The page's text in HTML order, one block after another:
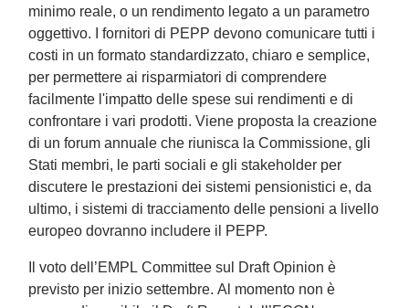
minimo reale, o un rendimento legato a un parametro
oggettivo. I fornitori di PEPP devono comunicare tutti i
costi in un formato standardizzato, chiaro e semplice,
per permettere ai risparmiatori di comprendere
facilmente l'impatto delle spese sui rendimenti e di
confrontare i vari prodotti. Viene proposta la creazione
di un forum annuale che riunisca la Commissione, gli
Stati membri, le parti sociali e gli stakeholder per
discutere le prestazioni dei sistemi pensionistici e, da
ultimo, i sistemi di tracciamento delle pensioni a livello
europeo dovranno includere il PEPP.
Il voto dell’EMPL Committee sul Draft Opinion è
previsto per inizio settembre. Al momento non è